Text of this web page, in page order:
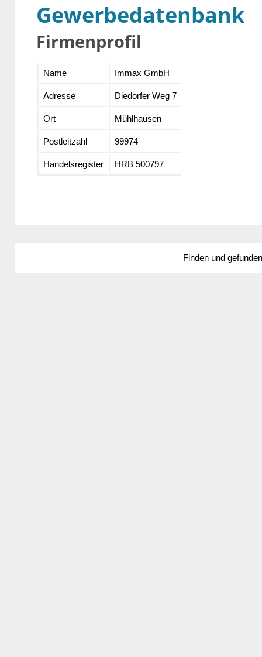
Gewerbedatenbank
Firmenprofil
Name Immax GmbH
Adresse Diedorfer Weg 7
Ort Mühlhausen
Postleitzahl 99974
Handelsregister HRB 500797
Finden und